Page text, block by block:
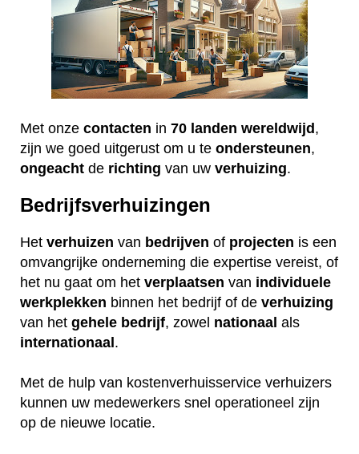
Met onze contacten in 70 landen wereldwijd,
zijn we goed uitgerust om u te ondersteunen,
ongeacht de richting van uw verhuizing.
Bedrijfsverhuizingen
Het verhuizen van bedrijven of projecten is een
omvangrijke onderneming die expertise vereist, of
het nu gaat om het verplaatsen van individuele
werkplekken binnen het bedrijf of de verhuizing
van het gehele bedrijf, zowel nationaal als
internationaal .
Met de hulp van kostenverhuisservice verhuizers
kunnen uw medewerkers snel operationeel zijn
op de nieuwe locatie.